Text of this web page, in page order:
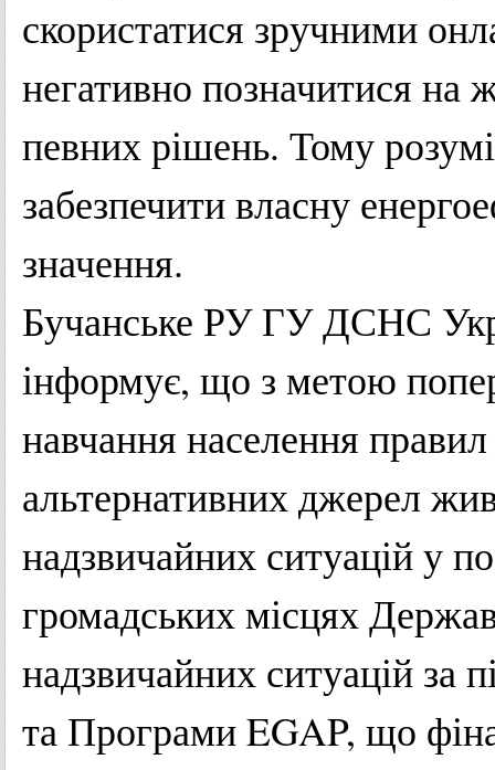
скористатися зручними
негативно позначитися на
певних рішень. Тому
забезпечити власну
значення.
Бучанське РУ ГУ ДСНС
інформує, що з метою
навчання населення
альтернативних джерел
надзвичайних ситуацій у
громадських місцях
надзвичайних ситуацій за
та Програми EGAP, що